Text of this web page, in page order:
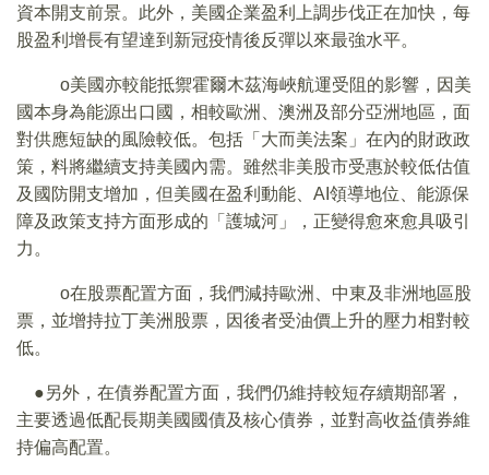
資本開支前景。此外，美國企業盈利上調步伐正在加快，每
股盈利增長有望達到新冠疫情後反彈以來最強水平。
o美國亦較能抵禦霍爾木茲海峽航運受阻的影響，因美
國本身為能源出口國，相較歐洲、澳洲及部分亞洲地區，面
對供應短缺的風險較低。包括「大而美法案」在內的財政政
策，料將繼續支持美國內需。雖然非美股市受惠於較低估值
及國防開支增加，但美國在盈利動能、AI領導地位、能源保
障及政策支持方面形成的「護城河」，正變得愈來愈具吸引
力。
o在股票配置方面，我們減持歐洲、中東及非洲地區股
票，並增持拉丁美洲股票，因後者受油價上升的壓力相對較
低。
●另外，在債券配置方面，我們仍維持較短存續期部署，
主要透過低配長期美國國債及核心債券，並對高收益債券維
持偏高配置。